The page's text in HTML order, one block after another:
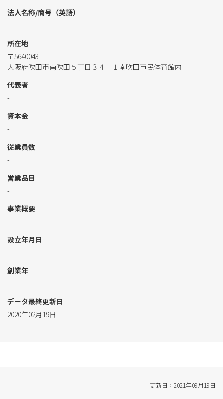
法人名称/商号（英語）
-
所在地
〒5640043
大阪府吹田市南吹田５丁目３４－１南吹田市民体育館内
代表者
-
資本金
-
従業員数
-
営業品目
-
事業概要
-
設立年月日
-
創業年
-
データ最終更新日
2020年02月19日
更新日：2021年09月19日